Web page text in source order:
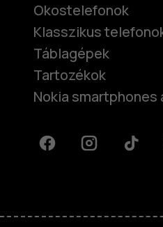
Okostelefonok
Klasszikus
Táblagépek
Tartozékok
Nokia
FacebookInstagramTiktok